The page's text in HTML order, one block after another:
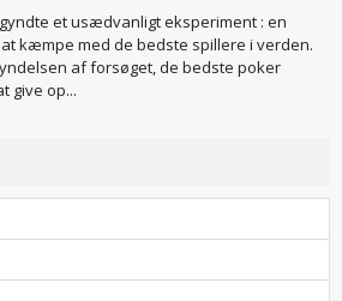
et usædvanligt eksperiment : en
kæmpe med de bedste spillere i verden.
af forsøget, de bedste poker
give op...